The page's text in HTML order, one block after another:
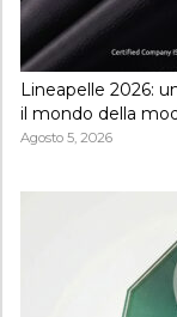
Lineapelle 2026:
il mondo della
Agosto 5, 2026